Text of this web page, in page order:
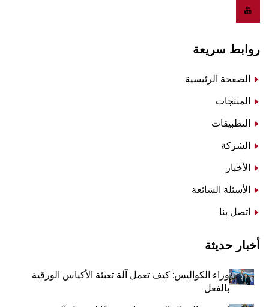
روابط سريعة
الصفحة الرئيسية
المنتجات
التطبيقات
الشركة
الأخبار
الأسئلة الشائعة
اتصل بنا
أخبار حديثة
وراء الكواليس: كيف تعمل آلة تعبئة الأكياس الورقية
بالفعل